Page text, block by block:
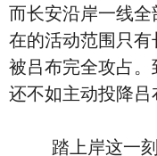
而长安沿岸一线
在的活动范围只
被吕布完全攻占。
还不如主动投降吕
踏上岸这一刻